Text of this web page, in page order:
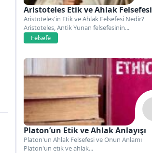
Aristoteles Etik ve Ahlak Felsefesi
Aristoteles'in Etik ve Ahlak Felsefesi Nedir?
Aristoteles, Antik Yunan felsefesinin...
Felsefe
Platon’un Etik ve Ahlak Anlayışı
Platon'un Ahlak Felsefesi ve Onun Anlamı
Platon'un etik ve ahlak...